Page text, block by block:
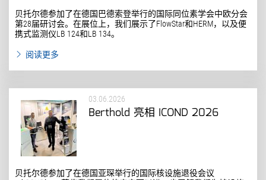
贝托尔德参加了在德国巴德索登举行的国际同位素学会中欧分会
第28届研讨会。在展位上，我们展示了FlowStar和HERM，以及便
携式监测仪LB 124和LB 134。
阅读更多
03.06.2026
Berthold 亮相 ICOND 2026
贝托尔德参加了在德国亚琛举行的国际核设施退役会议